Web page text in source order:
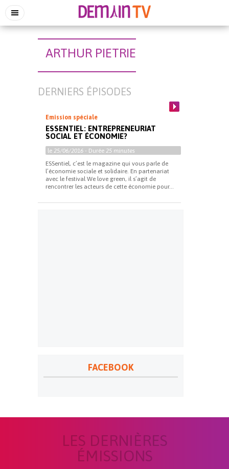
ARTHUR PIETRIE
DERNIERS ÉPISODES
Emission spéciale
ESSENTIEL: ENTREPRENEURIAT
SOCIAL ET ÉCONOMIE?
le 25/06/2016 - Durée 25 minutes
ESSentiel, c’est le magazine qui vous parle de
l’économie sociale et solidaire. En partenariat
avec le festival We love green, il s’agit de
rencontrer les acteurs de cette économie pour...
FACEBOOK
LES DERNIÈRES
ÉMISSIONS